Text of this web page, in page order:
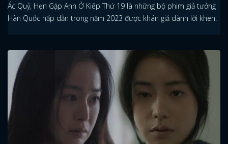
Ác Quỷ, Hẹn Gặp Anh Ở Kiếp Thứ 19 là những bộ phim giả tưởng
Hàn Quốc hấp dẫn trong năm 2023 được khán giả dành lời khen.